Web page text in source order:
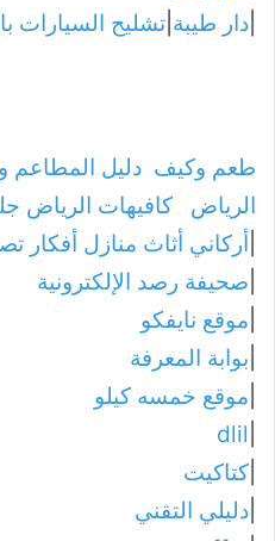
دار طيبة تشليح السيارات
طعم وكيف دليل المطاعم
الرياض
كافيهات الرياض
أركاني أثاث منازل أفكار
صحيفة رصد الإلكترونية
موقع نايفكو
بوابة المعرفة
موقع خمسه كيلو
dlil
كتاكيت
دليلي التقني